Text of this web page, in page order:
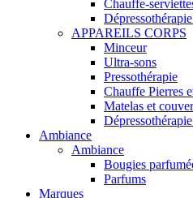
Chauffe-
APPAREILS CORPS
Minceur
Ultra-sons
Pressothérapie
Chauffe Pierres
Matelas et
Ambiance
Ambiance
Bougies
Parfums
Marques